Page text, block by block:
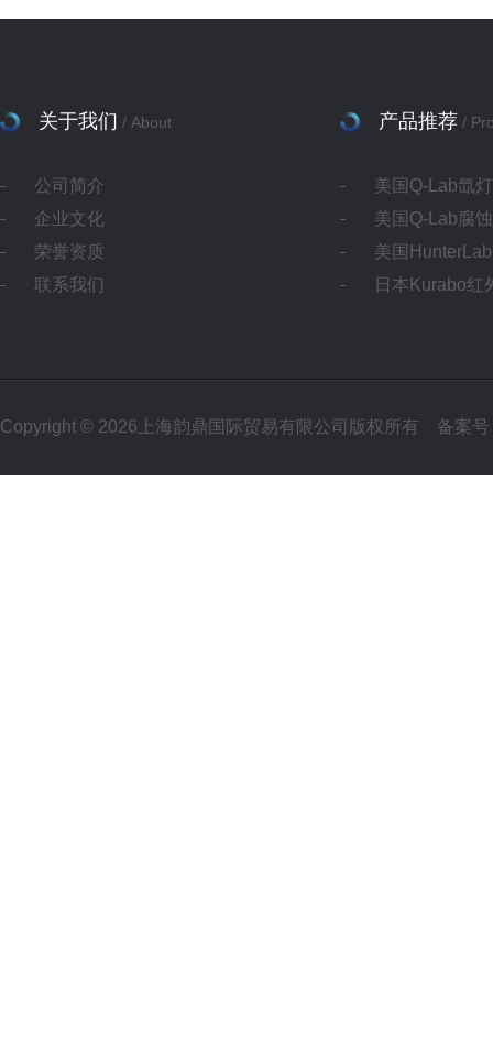
关于我们 / About
公司简介
企业文化
荣誉资质
联系我们
产品推荐 /
美国Q-Lab氙
美国Q-Lab腐
美国
日本Kurabo红
Copyright © 2026上海韵鼎国际贸易有限公司版权所有 备案